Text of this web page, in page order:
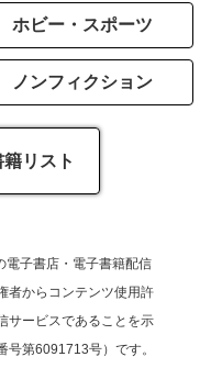
ホビー・スポーツ
ノンフィクション
リスト
電子書店・電子書籍配信
者からコンテンツ使用許
サービスであることを示
号第6091713号）です。